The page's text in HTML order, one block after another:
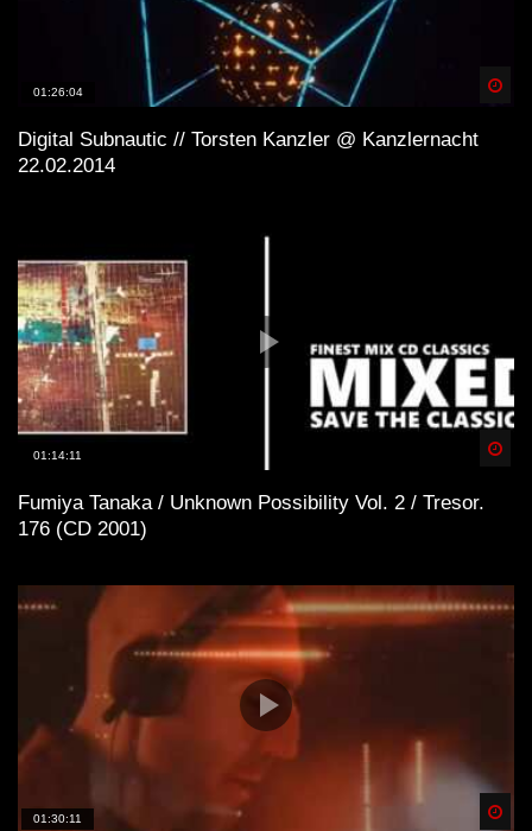
01:26:04
Digital Subnautic // Torsten Kanzler @ Kanzlernacht
22.02.2014
01:14:11
Fumiya Tanaka / Unknown Possibility Vol. 2 / Tresor.
176 (CD 2001)
01:30:11